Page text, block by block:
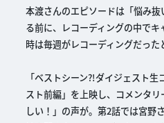
本渡さんのエピソードは「悩み
る前に、レコーディングの中で
時は毎週がレコーディングだった
「ベストシーン?!ダイジェスト
スト前編」を上映し、コメンタ
しい！」の声が。第2話では宮野